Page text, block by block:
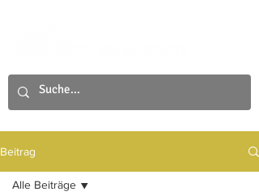
Beitrag
Alle Beiträge